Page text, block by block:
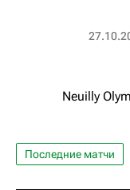
Neuilly
Последние матчи